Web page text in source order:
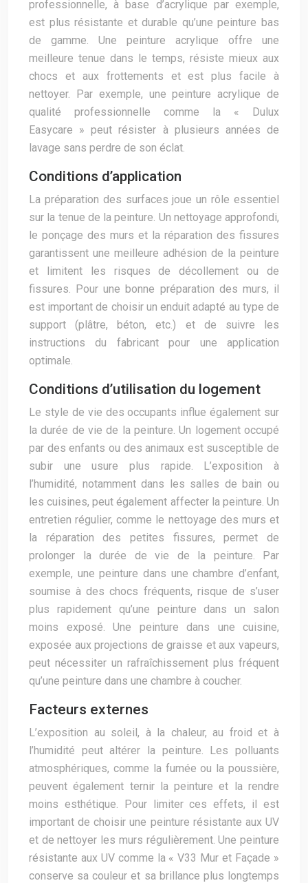
professionnelle, à base d’acrylique par exemple,
est plus résistante et durable qu’une peinture bas
de gamme. Une peinture acrylique offre une
meilleure tenue dans le temps, résiste mieux aux
chocs et aux frottements et est plus facile à
nettoyer. Par exemple, une peinture acrylique de
qualité professionnelle comme la « Dulux
Easycare » peut résister à plusieurs années de
lavage sans perdre de son éclat.
Conditions d’application
La préparation des surfaces joue un rôle essentiel
sur la tenue de la peinture. Un nettoyage approfondi,
le ponçage des murs et la réparation des fissures
garantissent une meilleure adhésion de la peinture
et limitent les risques de décollement ou de
fissures. Pour une bonne préparation des murs, il
est important de choisir un enduit adapté au type de
support (plâtre, béton, etc.) et de suivre les
instructions du fabricant pour une application
optimale.
Conditions d’utilisation du logement
Le style de vie des occupants influe également sur
la durée de vie de la peinture. Un logement occupé
par des enfants ou des animaux est susceptible de
subir une usure plus rapide. L’exposition à
l’humidité, notamment dans les salles de bain ou
les cuisines, peut également affecter la peinture. Un
entretien régulier, comme le nettoyage des murs et
la réparation des petites fissures, permet de
prolonger la durée de vie de la peinture. Par
exemple, une peinture dans une chambre d’enfant,
soumise à des chocs fréquents, risque de s’user
plus rapidement qu’une peinture dans un salon
moins exposé. Une peinture dans une cuisine,
exposée aux projections de graisse et aux vapeurs,
peut nécessiter un rafraîchissement plus fréquent
qu’une peinture dans une chambre à coucher.
Facteurs externes
L’exposition au soleil, à la chaleur, au froid et à
l’humidité peut altérer la peinture. Les polluants
atmosphériques, comme la fumée ou la poussière,
peuvent également ternir la peinture et la rendre
moins esthétique. Pour limiter ces effets, il est
important de choisir une peinture résistante aux UV
et de nettoyer les murs régulièrement. Une peinture
résistante aux UV comme la « V33 Mur et Façade »
conserve sa couleur et sa brillance plus longtemps